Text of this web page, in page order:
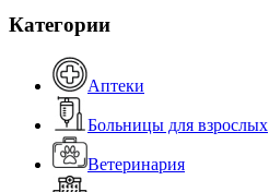
Категории
Аптеки
Больницы для взрослых
Ветеринария